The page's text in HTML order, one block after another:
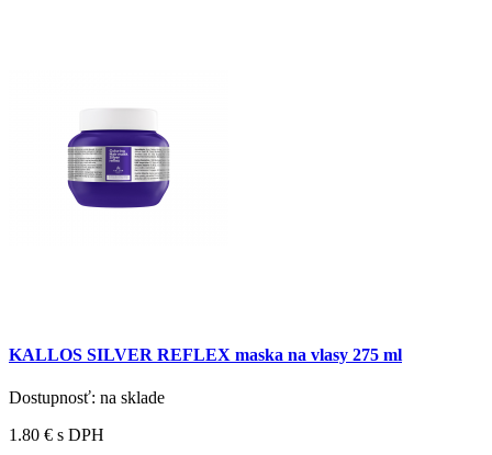
KALLOS SILVER REFLEX maska na vlasy 275 ml
Dostupnosť: na sklade
1.80 € s DPH